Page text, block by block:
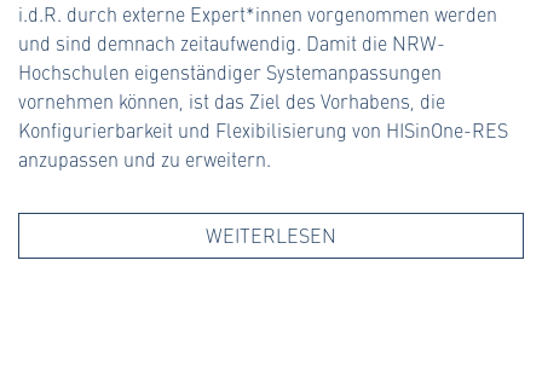
i.d.R. durch externe Expert*innen vorgenommen werden
und sind demnach zeitaufwendig. Damit die NRW-
Hochschulen eigenständiger Systemanpassungen
vornehmen können, ist das Ziel des Vorhabens, die
Konfigurierbarkeit und Flexibilisierung von HISinOne-RES
anzupassen und zu erweitern.
WEITERLESEN